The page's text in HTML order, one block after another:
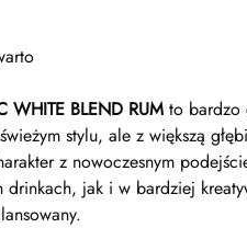
WHITE BLEND RUM to bardzo
stylu, ale z większą
z nowoczesnym
drinkach, jak i w bardziej